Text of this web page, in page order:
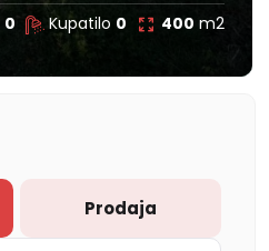
0 Kupatilo 0 400 m2
Prodaja